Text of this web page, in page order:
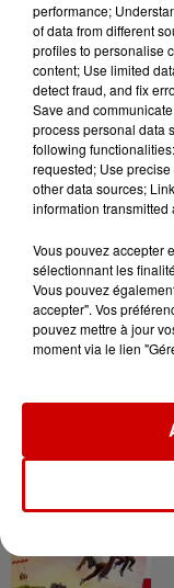
Jeux
performance;
of data from different
profiles to personalise
content; Use limited
detect fraud, and fix
Save and
process personal data
following
requested; Use
other data sources;
information transmitted
Vous pouvez accepter
sélectionnant les
Vous pouvez
accepter". Vos
pouvez mettre à jour
moment via le lien